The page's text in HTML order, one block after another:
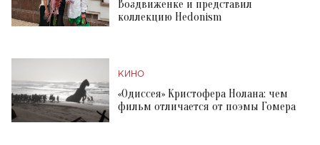
Воздвиженке и представил
коллекцию Hedonism
КИНО
«Одиссея» Кристофера Нолана: чем
фильм отличается от поэмы Гомера